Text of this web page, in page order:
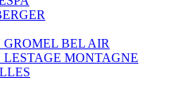
BEL AIR
MONTAGNE